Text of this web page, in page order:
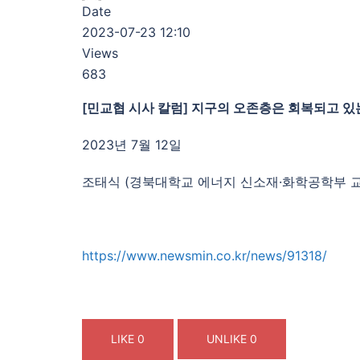
Date
2023-07-23 12:10
Views
683
[민교협 시사 칼럼] 지구의 오존층은 회복되고 있
2023년 7월 12일
조태식 (경북대학교 에너지 신소재·화학공학부
https://www.newsmin.co.kr/news/91318/
LIKE 0 UNLIKE 0